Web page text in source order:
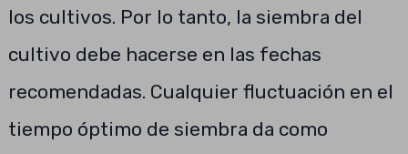
los cultivos. Por lo tanto, la siembra del
cultivo debe hacerse en las fechas
recomendadas. Cualquier fluctuación en el
tiempo óptimo de siembra da como